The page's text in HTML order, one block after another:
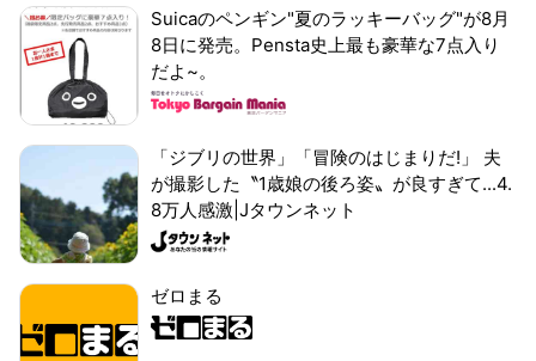
Suicaのペンギン"夏のラッキーバッグ"が8月
8日に発売。Pensta史上最も豪華な7点入り
だよ~。
「ジブリの世界」「冒険のはじまりだ!」 夫
が撮影した〝1歳娘の後ろ姿〟が良すぎて...4.
8万人感激|Jタウンネット
ゼロまる